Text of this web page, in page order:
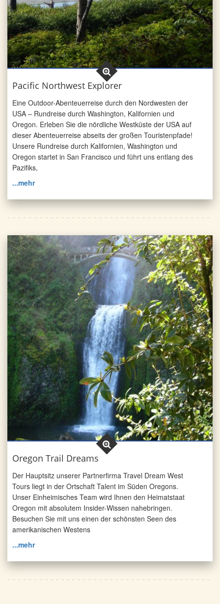
Pacific Northwest Explorer
Eine Outdoor-Abenteuerreise durch den Nordwesten der
USA – Rundreise durch Washington, Kalifornien und
Oregon. Erleben Sie die nördliche Westküste der USA auf
dieser Abenteuerreise abseits der großen Touristenpfade!
Unsere Rundreise durch Kalifornien, Washington und
Oregon startet in San Francisco und führt uns entlang des
Pazifiks,
...mehr
Oregon Trail Dreams
Der Hauptsitz unserer Partnerfirma Travel Dream West
Tours liegt in der Ortschaft Talent im Süden Oregons.
Unser Einheimisches Team wird Ihnen den Heimatstaat
Oregon mit absolutem Insider-Wissen nahebringen.
Besuchen Sie mit uns einen der schönsten Seen des
amerikanischen Westens
...mehr